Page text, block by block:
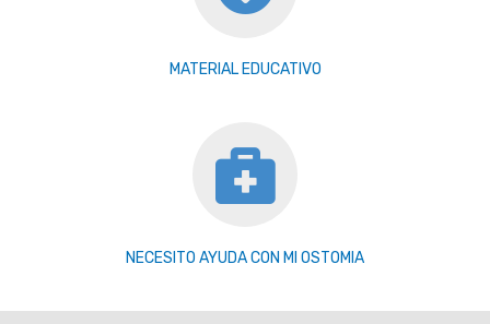
MATERIAL EDUCATIVO
NECESITO AYUDA CON MI OSTOMIA